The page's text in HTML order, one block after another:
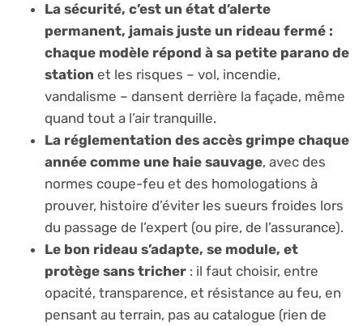
La sécurité, c’est un état d’alerte
permanent, jamais juste un rideau fermé :
chaque modèle répond à sa petite parano de
station et les risques – vol, incendie,
vandalisme – dansent derrière la façade, même
quand tout a l’air tranquille.
La réglementation des accès grimpe chaque
année comme une haie sauvage, avec des
normes coupe-feu et des homologations à
prouver, histoire d’éviter les sueurs froides lors
du passage de l’expert (ou pire, de l’assurance).
Le bon rideau s’adapte, se module, et
protège sans tricher : il faut choisir, entre
opacité, transparence, et résistance au feu, en
pensant au terrain, pas au catalogue (rien de